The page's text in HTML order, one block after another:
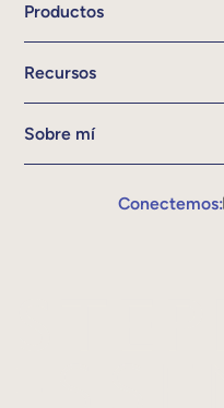
Productos
Recursos
Sobre mí
Conectemos: